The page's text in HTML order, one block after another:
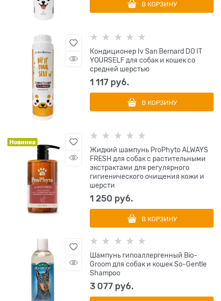
В КОРЗИНУ
Кондиционер Iv San Bernard DO IT
YOURSELF для собак и кошек со
средней шерстью
1 117 руб.
В КОРЗИНУ
Новинка
Жидкий шампунь ProPhyto ALWAYS
FRESH для собак с растительными
экстрактами для регулярного
гигиенического очищения кожи и
шерсти
1 250 руб.
В КОРЗИНУ
Шампунь гипоаллергенный Bio-
Groom для собак и кошек So-Gentle
Shampoo
3 077 руб.